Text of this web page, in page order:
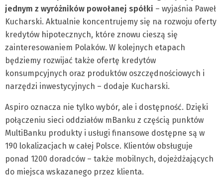
jednym z wyróżników powołanej spółki – wyjaśnia Paweł
Kucharski. Aktualnie koncentrujemy się na rozwoju oferty
kredytów hipotecznych, które znowu cieszą się
zainteresowaniem Polaków. W kolejnych etapach
będziemy rozwijać także ofertę kredytów
konsumpcyjnych oraz produktów oszczędnościowych i
narzędzi inwestycyjnych – dodaje Kucharski.
Aspiro oznacza nie tylko wybór, ale i dostępność. Dzięki
połączeniu sieci oddziałów mBanku z częścią punktów
MultiBanku produkty i usługi finansowe dostępne są w
190 lokalizacjach w całej Polsce. Klientów obsługuje
ponad 1200 doradców – także mobilnych, dojeżdżających
do miejsca wskazanego przez klienta.